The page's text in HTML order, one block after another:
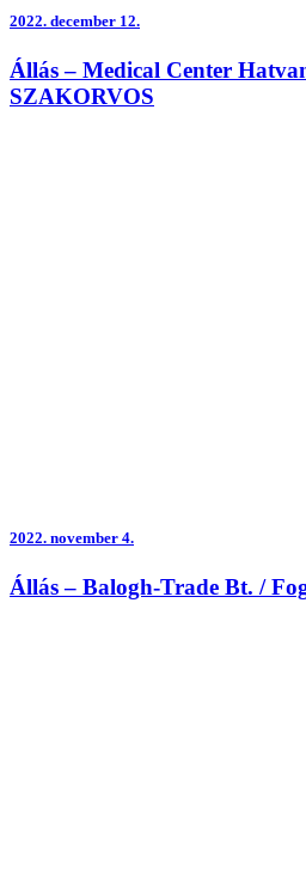
2022. december 12.
Állás – Medical Center
SZAKORVOS
2022. november 4.
Állás – Balogh-Trade Bt. /